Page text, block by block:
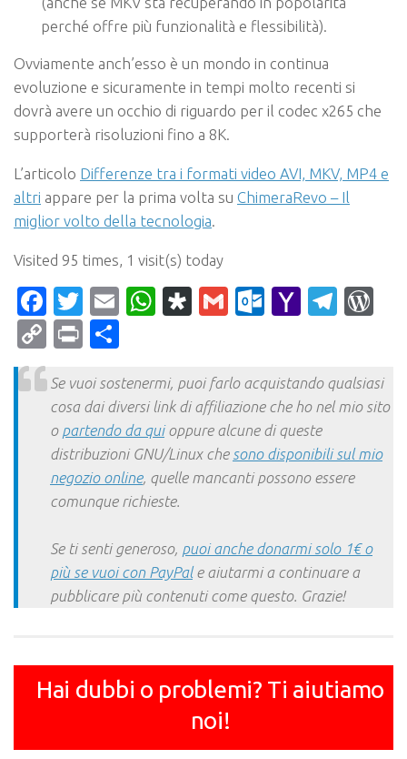
perché offre più funzionalità e flessibilità).
Ovviamente anch’esso è un mondo in continua
evoluzione e sicuramente in tempi molto recenti si
dovrà avere un occhio di riguardo per il codec x265 che
supporterà risoluzioni fino a 8K.
L’articolo Differenze tra i formati video AVI, MKV, MP4 e
altri appare per la prima volta su ChimeraRevo – Il
miglior volto della tecnologia
Visited 95 times, 1 visit(s) today
Facebook
Twitter
EmailWhatsApp
Diaspora
Gmail Yahoo
CopyPrint
Se vuoi sostenermi, puoi farlo acquistando qualsiasi
cosa dai diversi link di affiliazione che ho nel mio sito
o partendo da quioppure alcune di queste
distribuzioni GNU/Linux che sono disponibili sul mio
negozio online, quelle mancanti possono essere
comunque richieste.
Se ti senti generoso, puoi anche donarmi solo 1€ o
più se vuoi con PayPale aiutarmi a continuare a
pubblicare più contenuti come questo. Grazie!
Hai dubbi o problemi? Ti aiutiamo
noi!